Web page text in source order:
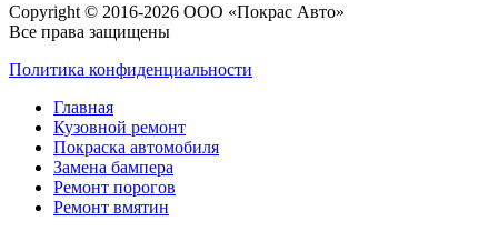
Copyright © 2016-2026 ООО «Покрас Авто»
Все права защищены
Политика конфиденциальности
Главная
Кузовной ремонт
Покраска автомобиля
Замена бампера
Ремонт порогов
Ремонт вмятин